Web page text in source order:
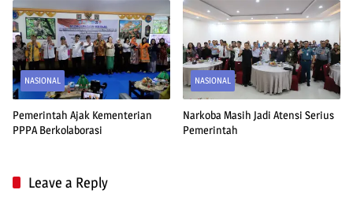
Kalimantan Utara
NASIONAL
Pemerintah Ajak Kementerian
PPPA Berkolaborasi
NASIONAL
Narkoba Masih Jadi Atensi Serius
Pemerintah
Leave a Reply